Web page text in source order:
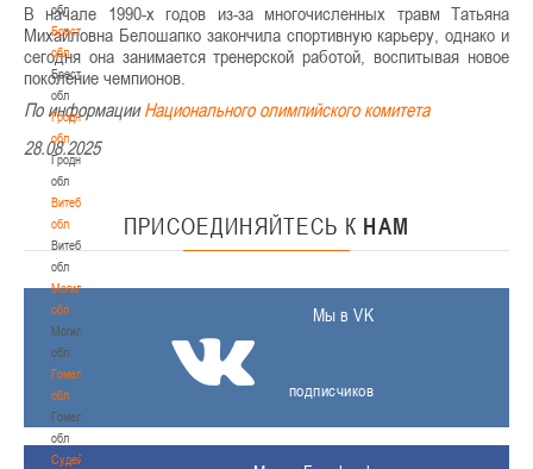
обл
Брестская
обл
Брестская
обл
Гродненская
обл
Гродненская
обл
Витебская
обл
Витебская
обл
Могилевская
обл
Могилевская
обл
Гомельская
обл
Гомельская
обл
Судейство
В начале 1990-х годов из-за многочисленных травм Татьяна
Михайловна Белошапко закончила спортивную карьеру, однако и
сегодня она занимается тренерской работой, воспитывая новое
поколение чемпионов.
По информацииНационального олимпийского комитета
28.08.2025
ПРИСОЕДИНЯЙТЕСЬ К НАМ
Мы в VK
подписчиков